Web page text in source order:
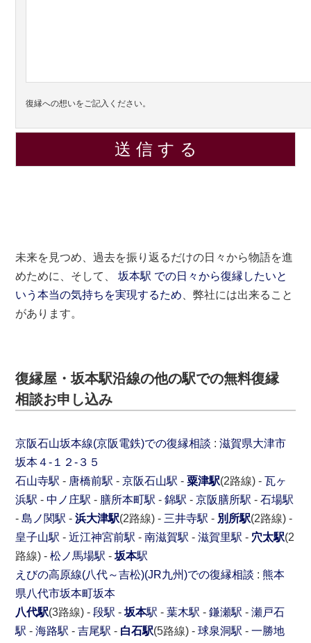
復縁への想いをご記入ください。
未来を見つめ、過去を振り返るだけの日々から物語を進
めために、そして、
坂本駅 での日々から復縁したいと
いう本当の気持ちを実現するため 、弊社には出来ること
があります。
復縁屋・坂本駅沿線の他の駅での無料復縁
相談お申し込み
京阪石山坂本線(京阪電鉄)での復縁相談 :滋賀県大津市
坂本４-１２-３５
石山寺駅 - 唐橋前駅 -京阪石山駅 -粟津駅(2路線) -瓦ヶ
浜駅 -中ノ庄駅 - 膳所本町駅 -錦駅 -京阪膳所駅 -石場駅
-島ノ関駅 -浜大津駅(2路線) - 三井寺駅 - 別所駅(2路線) -
皇子山駅 -近江神宮前駅 -南滋賀駅 -滋賀里駅 - 穴太駅(2
路線) -松ノ馬場駅 -坂本駅
えびの高原線(八代～吉松)(JR九州)での復縁相談 :熊本
県八代市坂本町坂本
八代駅(3路線) -段駅 -坂本駅 -葉木駅 -鎌瀬駅 -瀬戸石
駅 -海路駅 -吉尾駅 - 白石駅(5路線) -球泉洞駅 -一勝地